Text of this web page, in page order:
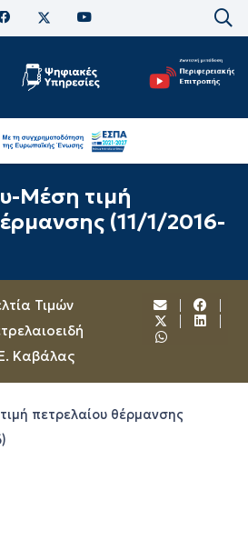
Μέση τιμή
(11/1/2016-
Τιμών
Καβάλας
πετρελαίου θέρμανσης